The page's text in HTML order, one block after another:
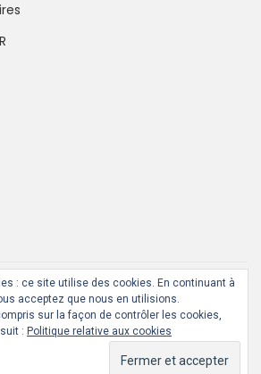
: ce site utilise des cookies. En continuant à
acceptez que nous en utilisions.
sur la façon de contrôler les cookies,
: Politique relative aux cookies
ByBKNinja
JUSQU’À -70% HIGH TECH
MENTIONS LÉGALES